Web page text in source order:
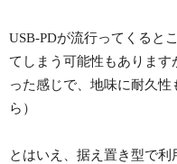
USB-PDが流行ってくると
てしまう可能性もありま
った感じで、地味に耐久
ら）
とはいえ、据え置き型で利